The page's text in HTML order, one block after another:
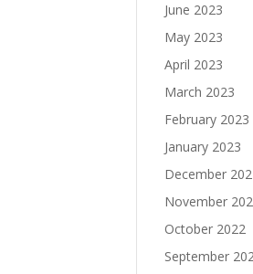
June 2023
May 2023
April 2023
March 2023
February 2023
January 2023
December
November
October 2022
September